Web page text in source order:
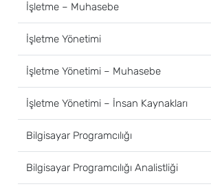
İşletme – Muhasebe
İşletme Yönetimi
İşletme Yönetimi – Muhasebe
İşletme Yönetimi – İnsan Kaynakları
Bilgisayar Programcılığı
Bilgisayar Programcılığı Analistliği